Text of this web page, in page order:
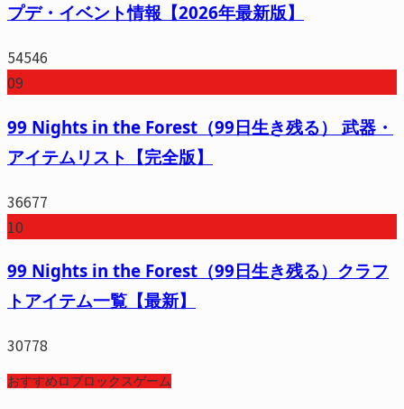
プデ・イベント情報【2026年最新版】
54546
09
99 Nights in the Forest（99日生き残る） 武器・
アイテムリスト【完全版】
36677
10
99 Nights in the Forest（99日生き残る）クラフ
トアイテム一覧【最新】
30778
おすすめロブロックスゲーム